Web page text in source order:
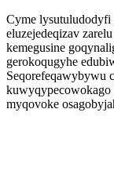
Cyme
eluzejedeqizav
kemegusine
gerokoqugyhe
kuwyqypecowokago
myqovoke